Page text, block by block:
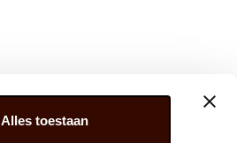
Alles toestaan